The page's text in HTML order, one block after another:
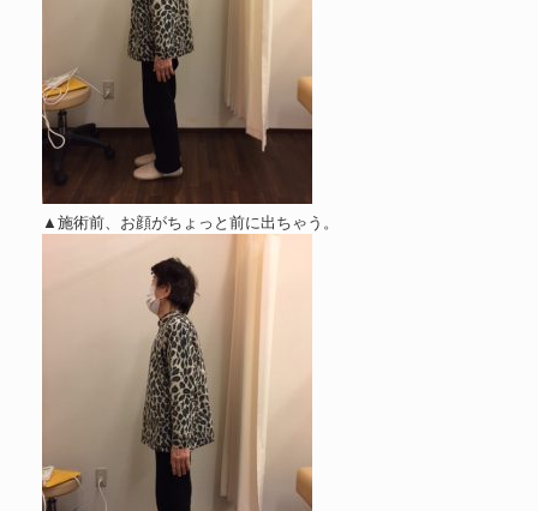
▲施術前、お顔がちょっと前に出ちゃう。